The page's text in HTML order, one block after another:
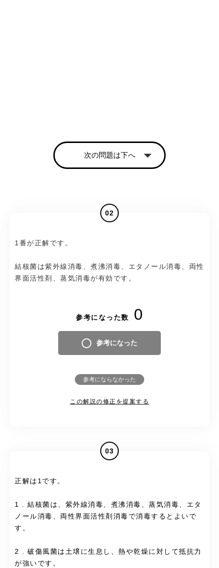
次の問題は下へ
02
1番が正解です。
結核菌は紫外線消毒、煮沸消毒、エタノール消毒、両性
界面活性剤、蒸気消毒が有効です。
参考になった数 0
参考になった
参考にならなかった
この解説の修正を提案する
03
正解は1です。
1 . 結核菌は、紫外線消毒、煮沸消毒、蒸気消毒、エタ
ノール消毒、両性界面活性剤消毒で消毒するとよいで
す。
2 . 破傷風菌は土壌に生息し、熱や乾燥に対して抵抗力
が強いです。